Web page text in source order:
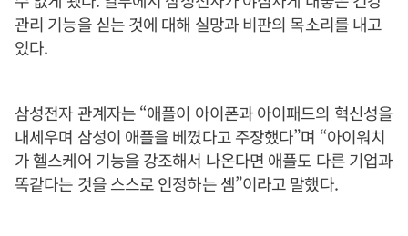
관리 기능을 싣는 것에 대해 실망과 비판의 목소리를 내고
있다.
삼성전자 관계자는 “애플이 아이폰과 아이패드의 혁신성을
내세우며 삼성이 애플을 베꼈다고 주장했다”며 “아이워치
가 헬스케어 기능을 강조해서 나온다면 애플도 다른 기업과
똑같다는 것을 스스로 인정하는 셈”이라고 말했다.